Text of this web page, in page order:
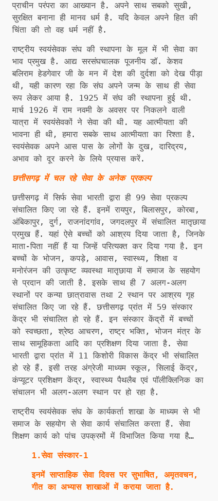
प्राचीन परंपरा का आख्यान है. अपने साथ सबको सुखी,
सुरक्षित बनाना ही मानव धर्म है. यदि केवल अपने हित की
चिंता की तो वह धर्म नहीं है.
राष्ट्रीय स्वयंसेवक संघ की स्थापना के मूल में भी सेवा का
भाव प्रमुख है. आद्य सरसंघचालक पूजनीय डॉ. केशव
बलिराम हेडगेवार जी के मन में देश की दुर्दशा को देख पीड़ा
थी, यही कारण रहा कि संघ अपने जन्म के साथ ही सेवा
रूप लेकर आया है. 1925 में संघ की स्थापना हुई थी.
मार्च 1926 में राम नवमी के अवसर पर निकलने वाली
यात्रा में स्वयंसेवकों ने सेवा की थी. यह आत्मीयता की
भावना ही थी, हमारा सबके साथ आत्मीयता का रिश्ता है.
स्वयंसेवक अपने आस पास के लोगों के दुख, दारिद्रय,
अभाव को दूर करने के लिये प्रयास करें.
छत्तीसगढ़ में चल रहे सेवा के अनेक प्रकल्प
छत्तीसगढ़ में सिर्फ सेवा भारती द्वारा ही 99 सेवा प्रकल्प
संचालित किए जा रहे हैं. इनमें रायपुर, बिलासपुर, कोरबा,
अंबिकापुर, दुर्ग, राजनांदगांव, जगदलपुर में संचालित मातृछाया
प्रमुख हैं. यहां ऐसे बच्चों को आश्रय दिया जाता है, जिनके
माता-पिता नहीं हैं या जिन्हें परित्यक्त कर दिया गया है. इन
बच्चों के भोजन, कपड़े, आवास, स्वास्थ्य, शिक्षा व
मनोरंजन की उत्कृष्ट व्यवस्था मातृछाया में समाज के सहयोग
से प्रदान की जाती है. इसके साथ ही 7 अलग-अलग
स्थानों पर कन्या छात्रावास तथा 2 स्थान पर आश्रय गृह
संचालित किए जा रहे हैं. छत्तीसगढ़ प्रांत में 59 संस्कार
केंद्र भी संचालित हो रहे हैं. इन संस्कार केंद्रों में बच्चों
को स्वच्छता, श्रेष्ठ आचरण, राष्ट्र भक्ति, भोजन मंत्र के
साथ सामूहिकता आदि का प्रशिक्षण दिया जाता है. सेवा
भारती द्वारा प्रांत में 11 किशोरी विकास केंद्र भी संचालित
हो रहे हैं. इसी तरह अंग्रेजी माध्यम स्कूल, सिलाई केंद्र,
कंप्यूटर प्रशिक्षण केंद्र, स्वास्थ्य पैथलैब एवं पॉलीक्लिनिक का
संचालन भी अलग-अलग स्थान पर हो रहा है.
राष्ट्रीय स्वयंसेवक संघ के कार्यकर्ता शाखा के माध्यम से भी
समाज के सहयोग से सेवा कार्य संचालित करता हैं. सेवा
शिक्षण कार्य को पांच उपक्रमों में विभाजित किया गया है…
1.सेवा संस्कार-1
इनमें साप्ताहिक सेवा दिवस पर सुभाषित, अमृतवचन,
गीत का अभ्यास शाखाओं में कराया जाता है.